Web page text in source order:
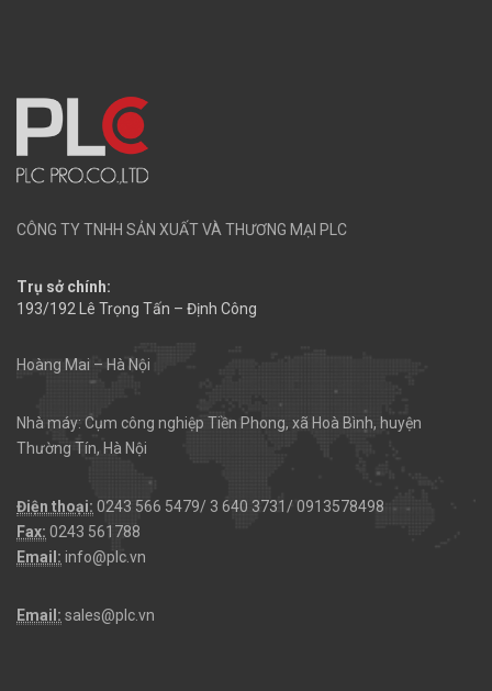
CÔNG TY TNHH SẢN XUẤT VÀ THƯƠNG MẠI PLC
Trụ sở chính:
193/192 Lê Trọng Tấn – Định Công
Hoàng Mai – Hà Nội
Nhà máy: Cụm công nghiệp Tiền Phong, xã Hoà Bình, huyện
Thường Tín, Hà Nội
Điện thoại: 0243 566 5479/ 3 640 3731/ 0913578498
Fax: 0243 561788
Email: info@plc.vn
Email: sales@plc.vn